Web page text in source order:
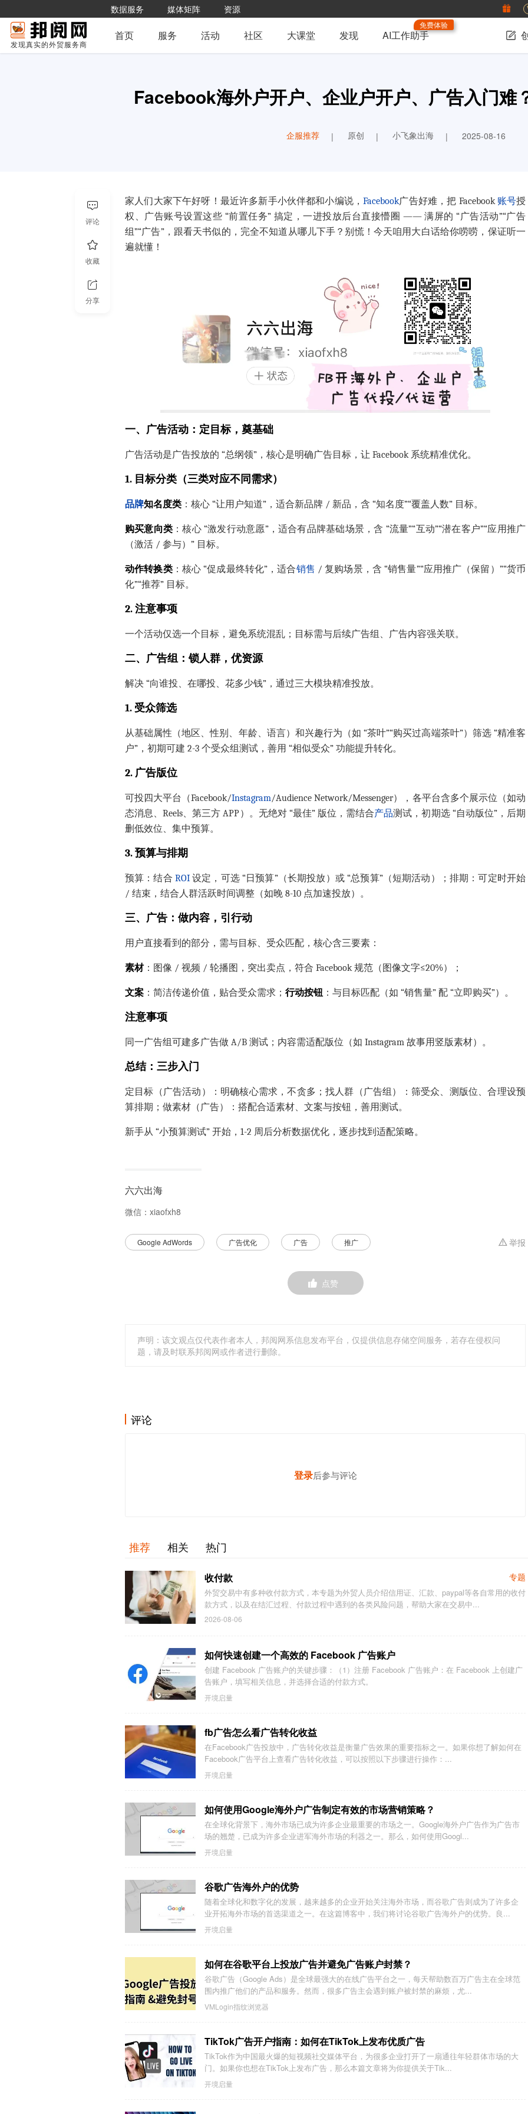
数据服务 媒体矩阵 资源
发现真实的外贸服务商
首页 服务 活动 社区 大课堂 发现 AI工作助手
免费体验
Facebook海外户开户、企业户开户、广告入门难
企服推荐 原创 小飞象出海 2025-08-16
家人们大家下午好呀！最近许多新手小伙伴都和小编说，Facebook广告好难，把 Facebook 账号授
权、广告账号设置这些 “前置任务” 搞定，一进投放后台直接懵圈 —— 满屏的 “广告活动”“广告
组”“广告”，跟看天书似的，完全不知道从哪儿下手？别慌！今天咱用大白话给你唠唠，保证听一
遍就懂！
一、广告活动：定目标，奠基础
广告活动是广告投放的 “总纲领”，核心是明确广告目标，让 Facebook 系统精准优化。
1. 目标分类（三类对应不同需求）
品牌知名度类 ：核心 “让用户知道”，适合新品牌 / 新品，含 “知名度”“覆盖人数” 目标。
购买意向类 ：核心 “激发行动意愿”，适合有品牌基础场景，含 “流量”“互动”“潜在客户”“应用推广
（激活 / 参与）” 目标。
动作转换类：核心 “促成最终转化”，适合销售 / 复购场景，含 “销售量”“应用推广（保留）”“货币
化”“推荐” 目标。
2. 注意事项
一个活动仅选一个目标，避免系统混乱；目标需与后续广告组、广告内容强关联。
二、广告组：锁人群，优资源
解决 “向谁投、在哪投、花多少钱”，通过三大模块精准投放。
1. 受众筛选
从基础属性（地区、性别、年龄、语言）和兴趣行为（如 “茶叶”“购买过高端茶叶”）筛选 “精准客
户”，初期可建 2-3 个受众组测试，善用 “相似受众” 功能提升转化。
2. 广告版位
可投四大平台（Facebook/Instagram/Audience Network/Messenger），各平台含多个展示位（如动
态消息、Reels、第三方 APP）。无绝对 “最佳” 版位，需结合产品测试，初期选 “自动版位”，后期
删低效位、集中预算。
3. 预算与排期
预算：结合 ROI设定，可选 “日预算”（长期投放）或 “总预算”（短期活动）；排期：可定时开始
/ 结束，结合人群活跃时间调整（如晚 8-10 点加速投放）。
三、广告：做内容，引行动
用户直接看到的部分，需与目标、受众匹配，核心含三要素：
素材：图像 / 视频 / 轮播图，突出卖点，符合 Facebook 规范（图像文字≤20%）；
文案 ：简洁传递价值，贴合受众需求； 行动按钮 ：与目标匹配（如 “销售量” 配 “立即购买”）。
注意事项
同一广告组可建多广告做 A/B 测试；内容需适配版位（如 Instagram 故事用竖版素材）。
总结：三步入门
定目标（广告活动）：明确核心需求，不贪多；找人群（广告组）：筛受众、测版位、合理设预
算排期；做素材（广告）：搭配合适素材、文案与按钮，善用测试。
新手从 “小预算测试” 开始，1-2 周后分析数据优化，逐步找到适配策略。
六六出海
微信： xiaofxh8
Google AdWords 广告优化 广告 推广 举报
点赞
评论
收藏
分享
声明：该文观点仅代表作者本人，邦阅网系信息发布平台，仅提供信息存储空间服务，若存在侵权问
题，请及时联系邦阅网或作者进行删除。
评论
登录后参与评论
发表你的高见
推荐 相关 热门
专题
收付款
外贸交易中有多种收付款方式，本专题为外贸人员介绍信用证、汇款、paypal等各自常用的收付
款方式，以及在结汇过程、付款过程中遇到的各类风险问题，帮助大家在交易中...
2026-08-06
如何快速创建一个高效的 Facebook 广告账户
创建 Facebook 广告账户的关键步骤：（1）注册 Facebook 广告账户：在 Facebook 上创建广
告账户，填写相关信息，并选择合适的付款方式。
开境启量
fb广告怎么看广告转化收益
在Facebook广告投放中，广告转化收益是衡量广告效果的重要指标之一。如果你想了解如何在
Facebook广告平台上查看广告转化收益，可以按照以下步骤进行操作：...
开境启量
如何使用Google海外户广告制定有效的市场营销策略？
在全球化背景下，海外市场已成为许多企业最重要的市场之一。Google海外户广告作为广告市
场的翘楚，已成为许多企业进军海外市场的利器之一。那么，如何使用Googl...
开境启量
谷歌广告海外户的优势
随着全球化和数字化的发展，越来越多的企业开始关注海外市场，而谷歌广告则成为了许多企
业开拓海外市场的首选渠道之一。在这篇博客中，我们将讨论谷歌广告海外户的优势。良...
开境启量
如何在谷歌平台上投放广告并避免广告账户封禁？
谷歌广告（Google Ads）是全球最强大的在线广告平台之一，每天帮助数百万广告主在全球范
围内推广他们的产品和服务。然而，很多广告主会遇到账户被封禁的麻烦，尤...
VMLogin指纹浏览器
TikTok广告开户指南：如何在TikTok上发布优质广告
TikTok作为中国最火爆的短视频社交媒体平台，为很多企业打开了一扇通往年轻群体市场的大
门。如果你也想在TikTok上发布广告，那么本篇文章将为你提供关于Tik...
开境启量